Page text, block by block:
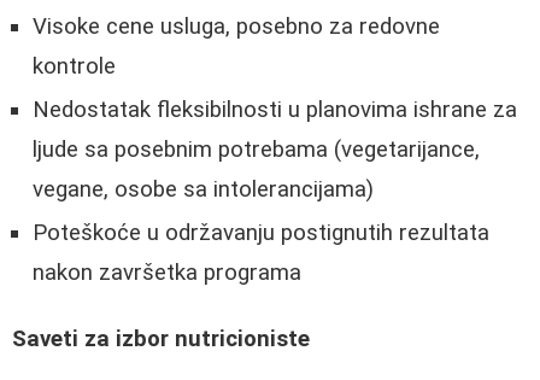
Visoke cene usluga, posebno za redovne
kontrole
Nedostatak fleksibilnosti u planovima ishrane za
ljude sa posebnim potrebama (vegetarijance,
vegane, osobe sa intolerancijama)
Poteškoće u održavanju postignutih rezultata
nakon završetka programa
Saveti za izbor nutricioniste